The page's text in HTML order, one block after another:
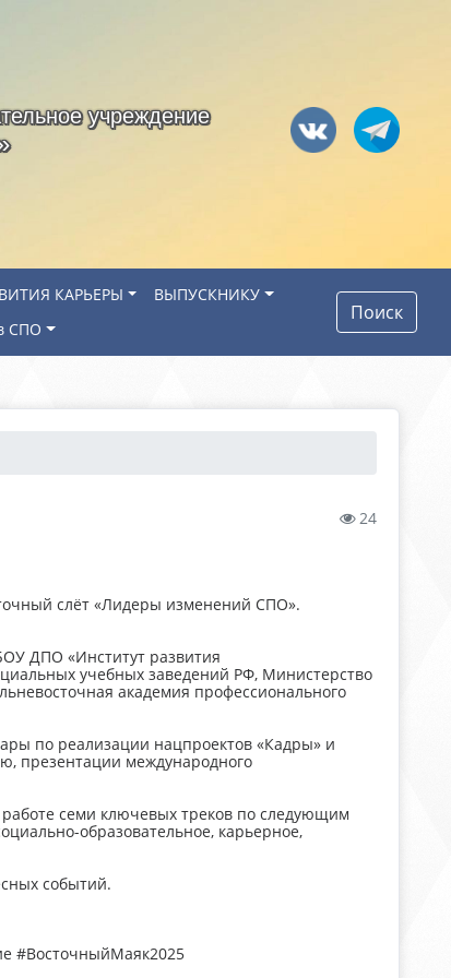
учреждение
КАРЬЕРЫ
ВЫПУСКНИКУ
СПО
Поиск
24
слёт «Лидеры изменений СПО».
ДПО «Институт развития
учебных заведений РФ, Министерство
академия профессионального
по реализации нацпроектов «Кадры» и
презентации международного
семи ключевых треков по следующим
образовательное, карьерное,
событий.
#ВосточныйМаяк2025